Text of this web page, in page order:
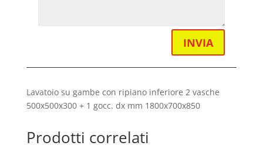
INVIA
Lavatoio su gambe con ripiano inferiore 2 vasche
500x500x300 + 1 gocc. dx mm 1800x700x850
Prodotti correlati